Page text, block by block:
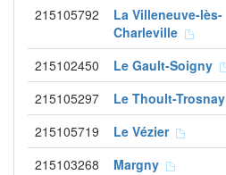
215105792
La Villeneuve-lès-
Charleville
215102450 Le Gault-Soigny
215105297 Le Thoult-Trosnay
215105719 Le Vézier
215103268 Margny